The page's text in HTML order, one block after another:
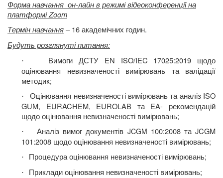
Форма навчання он-лайн в режимі відеоконференції на
платформі Zoom
Термін навчання– 16 академічних годин.
Будуть розглянуті питання:
· Вимоги ДСТУ EN ISO/IEC 17025:2019 щодо
оцінювання невизначеності вимірювань та валідації
методик;
·
Оцінювання невизначеності вимірювань та аналіз ISO
GUM, EURACHEM, EUROLAB та EA- рекомендацій
щодо оцінювання невизначеності вимірювань;
· Аналіз вимог документів JCGM 100:2008 таJCGM
101:2008 щодо оцінювання невизначеності вимірювань;
· Процедура оцінювання невизначеності вимірювань;
· Приклади оцінювання невизначеності вимірювань;